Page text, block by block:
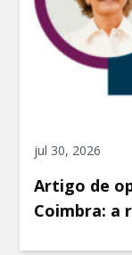
jul 30, 2026
Artigo de
Coimbra: a